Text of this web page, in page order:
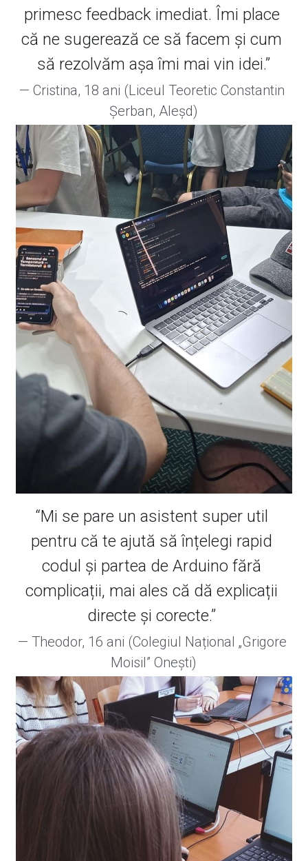
primesc feedback imediat. Îmi place
că ne sugerează ce să facem și cum
să rezolvăm așa îmi mai vin idei.”
— Cristina, 18 ani (Liceul Teoretic Constantin
Șerban, Aleșd)
“Mi se pare un asistent super util
pentru că te ajută să înțelegi rapid
codul și partea de Arduino fără
complicații, mai ales că dă explicații
directe și corecte.”
— Theodor, 16 ani (Colegiul Național „Grigore
Moisil” Onești)